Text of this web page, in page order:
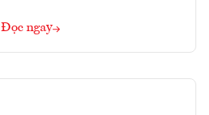
Đọc ngay